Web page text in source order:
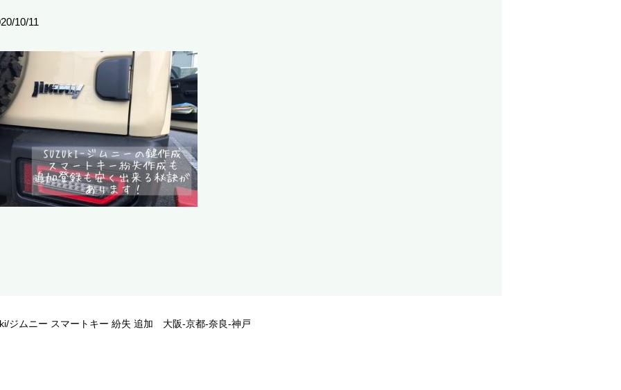
10/11
ジムニー スマートキー 紛失 追加 大阪-京都-奈良-神戸